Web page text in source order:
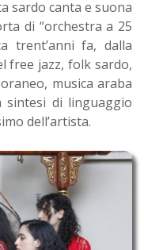
sardo canta e suona
di “orchestra a 25
trent’anni fa, dalla
free jazz, folk sardo,
musica araba
sintesi di linguaggio
dell’artista.